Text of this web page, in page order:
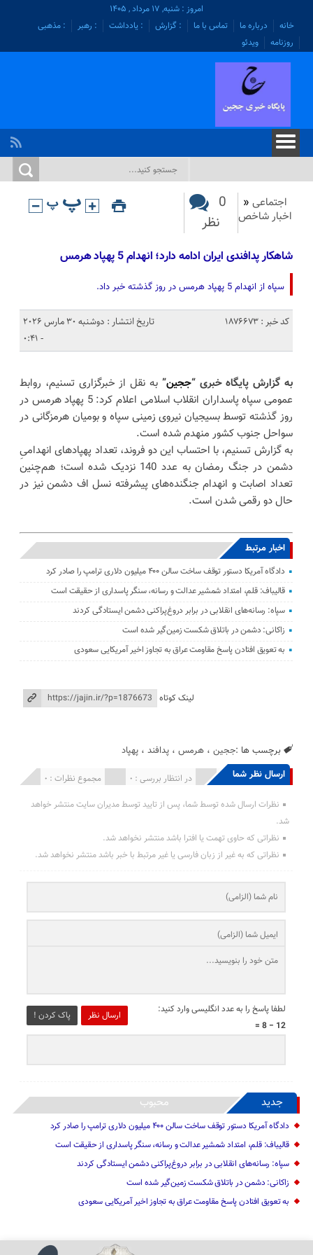
امروز : شنبه, ۱۷ مرداد , ۱۴۰۵
خانه
درباره ما تماس با ما : گزارش : یادداشت : رهبر
: مذهبی
روزنامه
ویدئو
اجتماعی «
اخبار شاخص
0
نظر
شاهکار پدافندی ایران ادامه دارد؛ انهدام 5 پهپاد هرمس
سپاه از انهدام 5 پهپاد هرمس در روز گذشته خبر داد.
کد خبر : 1876673
تاریخ انتشار : دوشنبه 30 مارس 2026
- 0:41
به گزارش پایگاه خبری “ججین” به نقل از خبرگزاری تسنیم، روابط
عمومی سپاه پاسداران انقلاب اسلامی اعلام کرد: 5 پهپاد هرمس در
روز گذشته توسط بسیجیان نیروی زمینی سپاه و بومیان هرمزگانی در
سواحل جنوب کشور منهدم شده است.
به گزارش تسنیم، با احتساب این دو فروند، تعداد پهپاد‌های انهدامیِ
دشمن در جنگ رمضان به عدد 140 نزدیک شده است؛ هم‌چنین
تعداد اصابت و انهدام جنگنده‌های پیشرفته نسل اف دشمن نیز در
حال دو رقمی شدن است.
اخبار مرتبط
دادگاه آمریکا دستور توقف ساخت سالن ۴۰۰ میلیون دلاری ترامپ را صادر کرد
قالیباف: قلم، امتداد شمشیر عدالت و رسانه، سنگر پاسداری از حقیقت است
سپاه: رسانه‌های انقلابی در برابر دروغ‌پراکنی دشمن ایستادگی کردند
زاکانی: دشمن در باتلاق شکست زمین‌گیر شده است
به تعویق افتادن پاسخ مقاومت عراق به تجاوز اخیر آمریکایی سعودی
لینک کوتاه
برچسب ها :ججین ،هرمس ،پدافند ،پهپاد
ارسال نظر شما مجموع نظرات : 0 در انتظار بررسی : 0 انتشار یافته : 0
نظرات ارسال شده توسط شما، پس از تایید توسط مدیران سایت منتشر خواهد
شد.
نظراتی که حاوی تهمت یا افترا باشد منتشر نخواهد شد.
نظراتی که به غیر از زبان فارسی یا غیر مرتبط با خبر باشد منتشر نخواهد شد.
ارسال نظر پاک کردن !
لطفا پاسخ را به عدد انگلیسی وارد کنید:
12 − 8 =
جدید محبوب
دادگاه آمریکا دستور توقف ساخت سالن ۴۰۰ میلیون دلاری ترامپ را صادر کرد
قالیباف: قلم، امتداد شمشیر عدالت و رسانه، سنگر پاسداری از حقیقت است
سپاه: رسانه‌های انقلابی در برابر دروغ‌پراکنی دشمن ایستادگی کردند
زاکانی: دشمن در باتلاق شکست زمین‌گیر شده است
به تعویق افتادن پاسخ مقاومت عراق به تجاوز اخیر آمریکایی سعودی